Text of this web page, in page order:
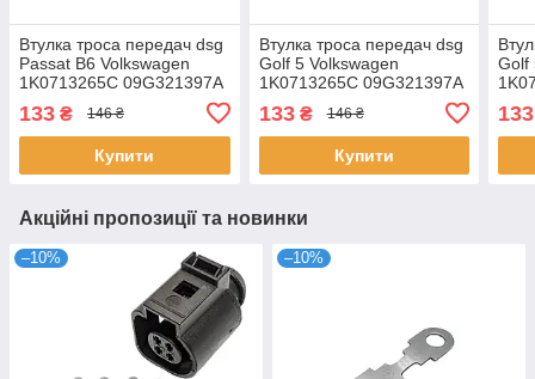
Втулка троса передач dsg
Passat B6 Volkswagen
1K0713265C 09G321397A
133 ₴ 146 ₴
Купити
Втулка троса передач dsg
Golf 5 Volkswagen
1K0713265C 09G321397A
133₴ 146 ₴
Купити
Golf
133
Акційні пропозиції та новинки
–10% –10%